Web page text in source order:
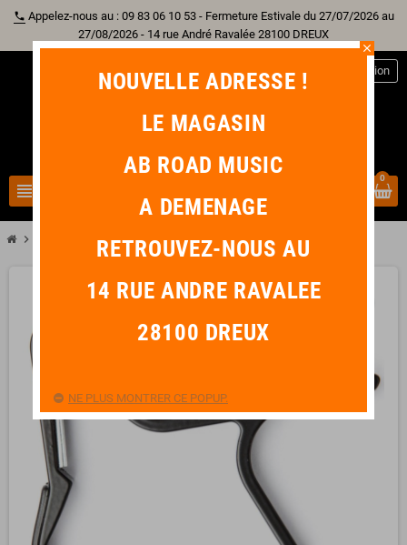
phone Appelez-nous au : 09 83 06 10 53 - Fermeture Estivale du 27/07/2026 au
27/08/2026 - 14 rue André Ravalée 28100 DREUX
view_headline
Connexion
0
chevron_right DUNLOP CAPODASTRE TRIGGER ELECTRIQUE
close
NOUVELLE ADRESSE !
LE MAGASIN
AB ROAD MUSIC
A DEMENAGE
RETROUVEZ-NOUS AU
14 RUE ANDRE RAVALEE
28100 DREUX
NE PLUS MONTRER CE POPUP.